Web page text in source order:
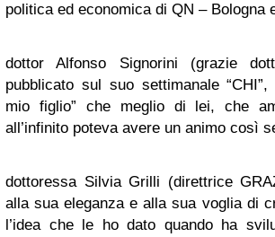
politica ed economica di QN – Bologna
dottorAlfonso Signorini (grazie
pubblicato sul suo settimanale “CHI”,
mio figlio” che meglio di lei, che
all’infinito poteva avere un animo così
dottoressa Silvia Grilli (direttrice
alla sua eleganza e alla sua voglia di
l’idea che le ho dato quando ha